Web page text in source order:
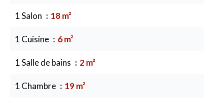
1 Salon 18 m²
1 Cuisine 6 m²
1 Salle de bains 2 m²
1 Chambre 19 m²